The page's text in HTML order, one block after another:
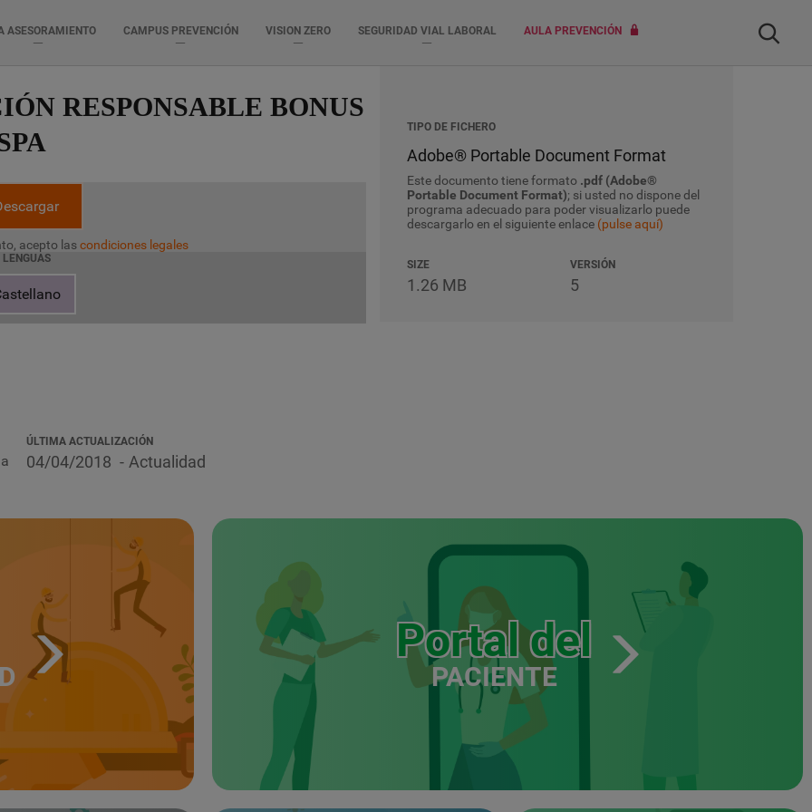
ASESORAMIENTO CAMPUS PREVENCIÓN VISION ZERO SEGURIDAD VIAL LABORAL AULA PREVENCIÓN Buscar
RESPONSABLE BONUS
acepto lascondiciones legales
LENGUAS
ÚLTIMA ACTUALIZACIÓN
04/04/2018 Actualidad
TIPO DE FICHERO
Adobe® Portable Document Format
Este documento tiene formato .pdf (Adobe®
Portable Document Format); si usted no dispone del
programa adecuado para poder visualizarlo puede
descargarlo en el siguiente enlace (pulse aquí)
SIZE
1.26 MB
VERSIÓN
5
Portal del
PACIENTE